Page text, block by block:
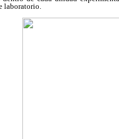
laboratorio.